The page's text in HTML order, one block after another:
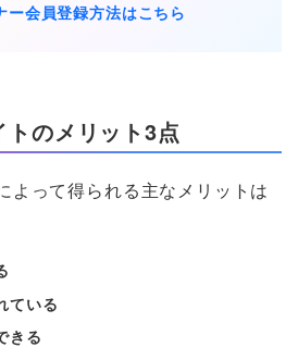
ー会員登録方法はこちら
のメリット3点
よって得られる主なメリットは
ている
きる